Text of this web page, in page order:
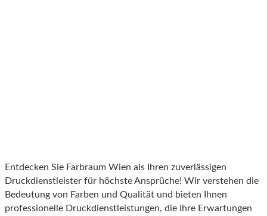
Entdecken Sie Farbraum Wien als Ihren zuverlässigen
Druckdienstleister für höchste Ansprüche! Wir verstehen die
Bedeutung von Farben und Qualität und bieten Ihnen
professionelle Druckdienstleistungen, die Ihre Erwartungen